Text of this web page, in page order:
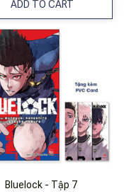
ADD TO CART
Bluelock - Tập 7